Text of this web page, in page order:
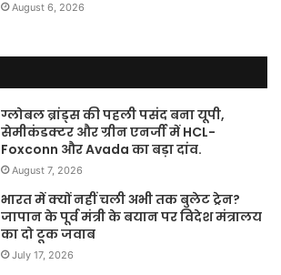
August 6, 2026
ग्लोबल ब्रांड्स की पहली पसंद बना यूपी,
सेमीकंडक्टर और ग्रीन एनर्जी में HCL-
Foxconn और Avada का बड़ा दांव.
August 7, 2026
भारत में क्यों नहीं चली अभी तक बुलेट ट्रेन?
जापान के पूर्व मंत्री के बयान पर विदेश मंत्रालय
का दो टूक जवाब
July 17, 2026